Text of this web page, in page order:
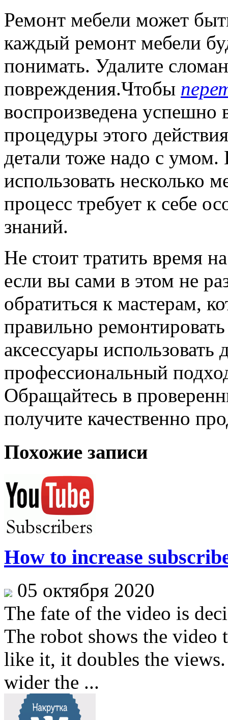
Ремонт мебели может
каждый ремонт мебели
понимать. Удалите
повреждения.Чтобы
воспроизведена успешно
процедуры этого
детали тоже надо с умом.
использовать несколько
процесс требует к себе
знаний.
Не стоит тратить время
если вы сами в этом не
обратиться к мастерам,
правильно
аксессуары
профессиональный
Обращайтесь в
получите качественно
Похожие записи
How to increase
05 октября 2020
The fate of the video is
The robot shows the video
like it, it doubles the
wider the ...